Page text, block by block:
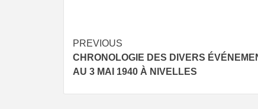
Post
navigation
PREVIOUS
CHRONOLOGIE DES DIVERS
AU 3 MAI 1940 À NIVELLES